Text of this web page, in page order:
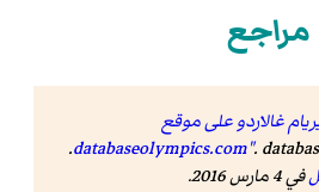
مراجع
غالاردو على موقع
databaseolympics.com"
. databaseolympics.com.
في 4 مارس 2016.